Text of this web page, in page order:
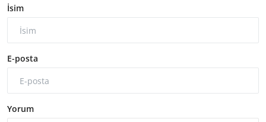
İsim
E-posta
Yorum